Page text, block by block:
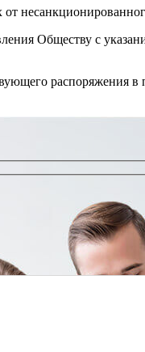
Обществу с
распоряжения